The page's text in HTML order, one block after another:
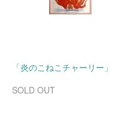
「炎のこねこチャーリー」
SOLD OUT